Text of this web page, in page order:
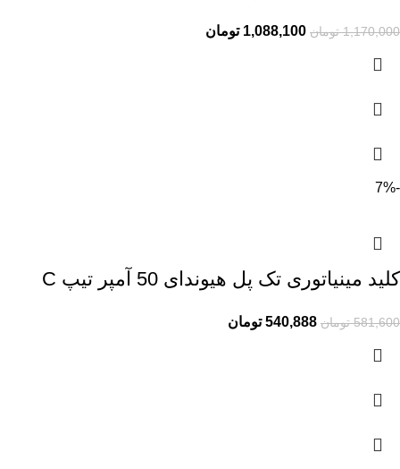
1,170,000 تومان 1,088,100 تومان
-7%
کلید مینیاتوری تک پل هیوندای 50 آمپر تیپ C
581,600 تومان 540,888 تومان